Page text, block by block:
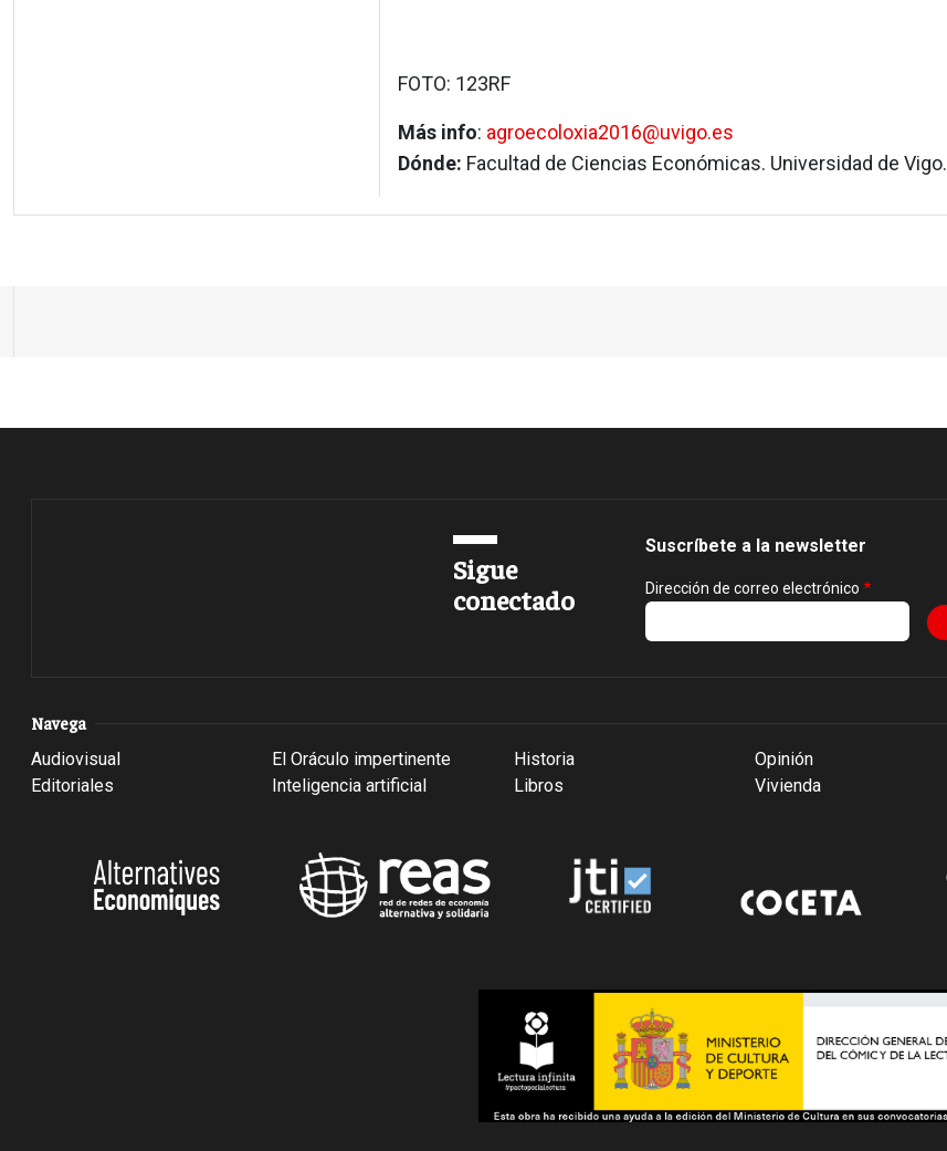
FOTO: 123RF
Más info: agroecoloxia2016@uvigo.es
Dónde: Facultad de Ciencias Económicas. Universidad de Vigo.
Sigue
conectado
Suscríbete a la newsletter
Dirección de correo electrónico
Navega
Audiovisual
Editoriales
El Oráculo impertinente
Inteligencia artificial
Historia
Libros
Opinión
Vivienda